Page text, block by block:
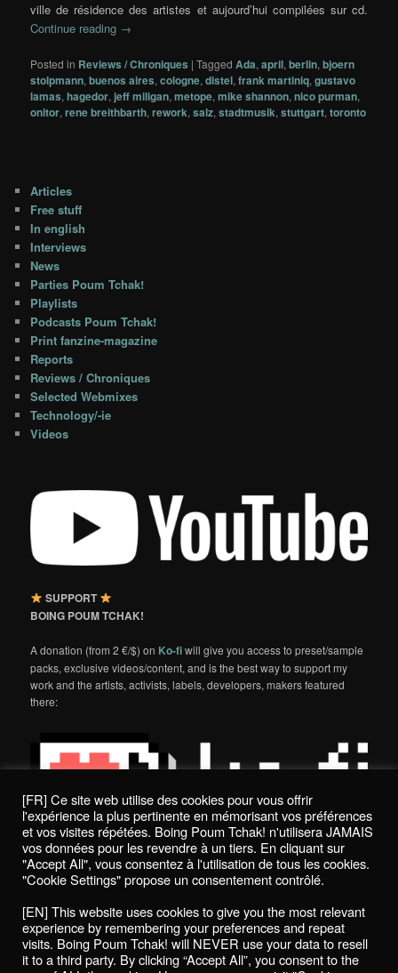
ville de résidence des artistes et aujourd’hui compilées sur cd.
Continue reading →
Posted in Reviews / Chroniques |Tagged Ada,april,berlin,bjoern
stolpmann,buenos aires,cologne,distel,frank martiniq,gustavo
lamas,hagedor, jeff miligan,metope,mike shannon,nico purman,
onitor,rene breithbarth,rework,salz,stadtmusik,stuttgart,toronto
Articles
Free stuff
In english
Interviews
News
Parties Poum Tchak!
Playlists
Podcasts Poum Tchak!
Print fanzine-magazine
Reports
Reviews / Chroniques
Selected Webmixes
Technology/-ie
Videos
SUPPORT
BOING POUM TCHAK!
A donation (from 2 €/$) on Ko-fiwill give you access to preset/sample
packs, exclusive videos/content, and is the best way to support my
work and the artists, activists, labels, developers, makers featured
there:
Politique de confidentialité / Privacy Policy
Boing Poum Tchak! - 2022
[FR] Ce site web utilise des cookies pour vous offrir
l'expérience la plus pertinente en mémorisant vos préférences
et vos visites répétées. Boing Poum Tchak! n'utilisera JAMAIS
vos données pour les revendre à un tiers. En cliquant sur
"Accept All", vous consentez à l'utilisation de tous les cookies.
"Cookie Settings" propose un consentement contrôlé.
[EN] This website uses cookies to give you the most relevant
experience by remembering your preferences and repeat
visits. Boing Poum Tchak! will NEVER use your data to resell
it to a third party. By clicking “Accept All”, you consent to the